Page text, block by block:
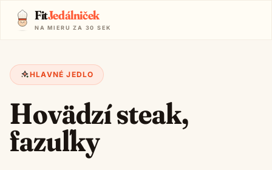
FitJedálniček
NA MIERU ZA 30 SEK
HLAVNÉ JEDLO
Hovädzí steak,
fazuľky